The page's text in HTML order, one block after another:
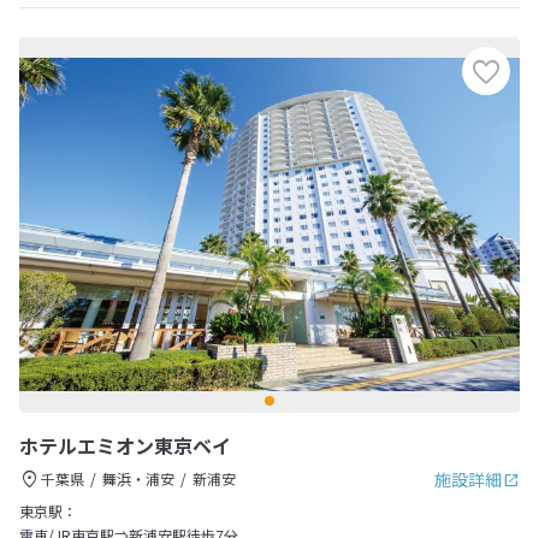
ホテルエミオン東京ベイ
施設詳細
千葉県 舞浜・浦安
新浦安
東京駅：